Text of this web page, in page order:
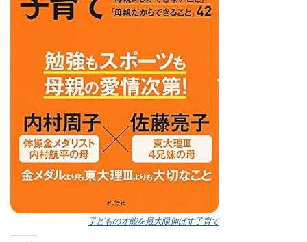
子どもの才能を最大限伸ばす子育て